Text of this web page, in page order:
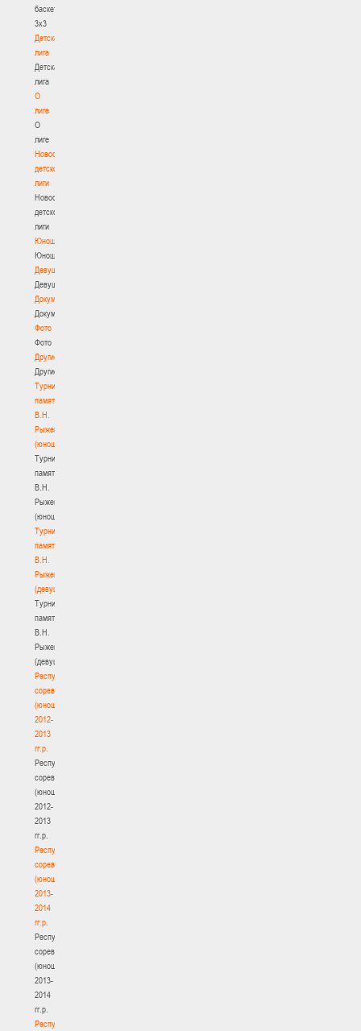
баскетбола
3х3
Детская
лига
Детская
лига
О
лиге
О
лиге
Новости
детской
лиги
Новости
детской
лиги
Юноши
Юноши
Девушки
Девушки
Документы
Документы
Фото
Фото
Другие
Другие
Турнир
памяти
В.Н.
Рыженкова
(юноши)
Турнир
памяти
В.Н.
Рыженкова
(юноши)
Турнир
памяти
В.Н.
Рыженкова
(девушки)
Турнир
памяти
В.Н.
Рыженкова
(девушки)
Республиканские
соревнования
(юноши)
2012-
2013
гг.р.
Республиканские
соревнования
(юноши)
2012-
2013
гг.р.
Республиканские
соревнования
(юноши)
2013-
2014
гг.р.
Республиканские
соревнования
(юноши)
2013-
2014
гг.р.
Республиканские